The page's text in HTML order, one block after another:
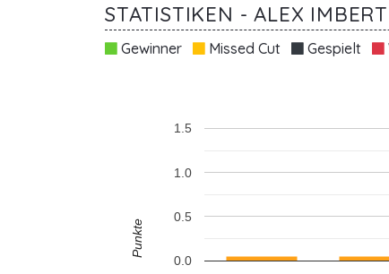
STATISTIKEN - ALEX
Gewinner Missed Cut Gespielt
0.0
0.5
1.0
1.5
Punkte